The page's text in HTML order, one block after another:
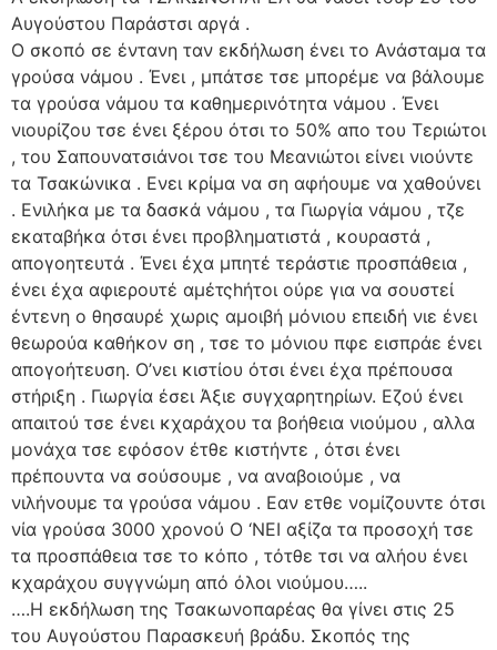
Αυγούστου Παράστσι αργά .
Ο σκοπό σε έντανη ταν εκδήλωση ένει το Ανάσταμα τα
γρούσα νάμου . Ένει , μπάτσε τσε μπορέμε να βάλουμε
τα γρούσα νάμου τα καθημερινότητα νάμου . Ένει
νιουρίζου τσε ένει ξέρου ότσι το 50% απο του Τεριώτοι
, του Σαπουνατσιάνοι τσε του Μεανιώτοι είνει νιούντε
τα Τσακώνικα . Ενει κρίμα να ση αφήουμε να χαθούνει
. Ενιλήκα με τα δασκά νάμου , τα Γιωργία νάμου , τζε
εκαταβήκα ότσι ένει προβληματιστά , κουραστά ,
απογοητευτά . Ένει έχα μπητέ τεράστιε προσπάθεια ,
ένει έχα αφιερουτέ αμέτςhήτοι ούρε για να σουστεί
έντενη ο θησαυρέ χωρις αμοιβή μόνιου επειδή νιε ένει
θεωρούα καθήκον ση , τσε το μόνιου πφε εισπράε ένει
απογοήτευση. Ο’νει κιστίου ότσι ένει έχα πρέπουσα
στήριξη . Γιωργία έσει Άξιε συγχαρητηρίων. Εζού ένει
απαιτού τσε ένει κχαράχου τα βοήθεια νιούμου , αλλα
μονάχα τσε εφόσον έτθε κιστήντε , ότσι ένει
πρέπουντα να σούσουμε , να αναβοιούμε , να
νιλήνουμε τα γρούσα νάμου . Εαν ετθε νομίζουντε ότσι
νία γρούσα 3000 χρονού Ο ‘ΝΕΙ αξίζα τα προσοχή τσε
τα προσπάθεια τσε το κόπο , τότθε τσι να αλήου ένει
κχαράχου συγγνώμη από όλοι νιούμου…..
….Η εκδήλωση της Τσακωνοπαρέας θα γίνει στις 25
του Αυγούστου Παρασκευή βράδυ. Σκοπός της